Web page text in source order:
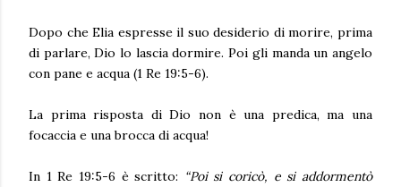
Dopo che Elia espresse il suo desiderio di morire, prima
di parlare, Dio lo lascia dormire. Poi gli manda un angelo
con pane e acqua (1 Re 19:5-6).
La prima risposta di Dio non è una predica, ma una
focaccia e una brocca di acqua!
In 1 Re 19:5-6 è scritto: “Poi si coricò, e si addormentò